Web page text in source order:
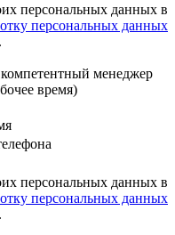
персональных данных в
персональных данных
.
менеджер
время)
персональных данных в
персональных данных
.